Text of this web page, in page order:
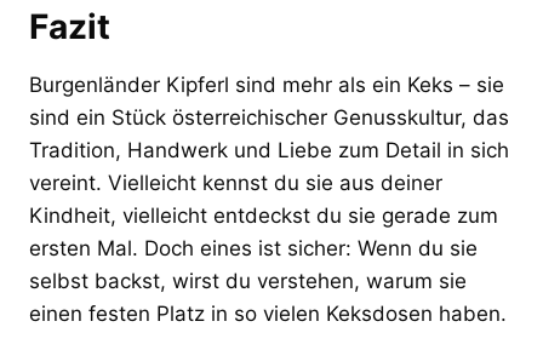
Fazit
Burgenländer Kipferl sind mehr als ein Keks – sie
sind ein Stück österreichischer Genusskultur, das
Tradition, Handwerk und Liebe zum Detail in sich
vereint. Vielleicht kennst du sie aus deiner
Kindheit, vielleicht entdeckst du sie gerade zum
ersten Mal. Doch eines ist sicher: Wenn du sie
selbst backst, wirst du verstehen, warum sie
einen festen Platz in so vielen Keksdosen haben.